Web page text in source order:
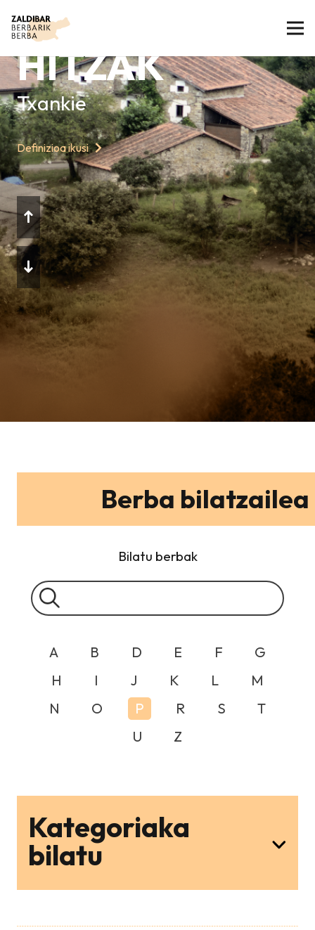
GAURKO
HITZAK
Txankie
Definizioa ikusi
Berba bilatzailea
Bilatu berbak
A B D E F
G
H
I J K L
M
N
O P R S
T
U
Z
Kategoriaka
bilatu